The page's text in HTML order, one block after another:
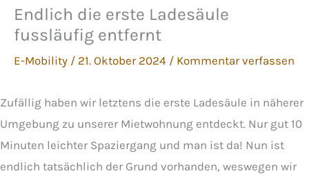
Endlich die erste Ladesäule
fussläufig entfernt
E-Mobility / 21. Oktober 2024 / Kommentar verfassen
Zufällig haben wir letztens die erste Ladesäule in näherer
Umgebung zu unserer Mietwohnung entdeckt. Nur gut 10
Minuten leichter Spaziergang und man ist da! Nun ist
endlich tatsächlich der Grund vorhanden, weswegen wir